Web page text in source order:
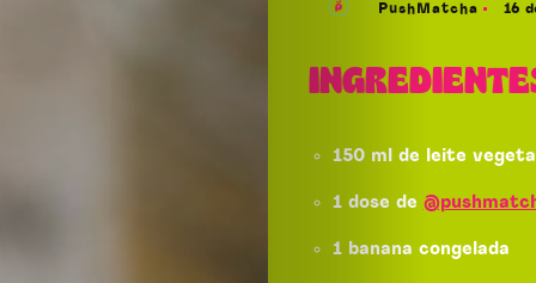
PushMatcha 16
150 ml de leite
1 dose de
1 banana congelada